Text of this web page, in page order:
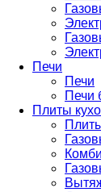
Печи
Печи
Печи
Плиты